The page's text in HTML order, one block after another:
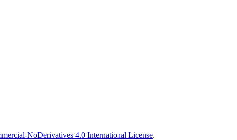
NoDerivatives 4.0 International License.